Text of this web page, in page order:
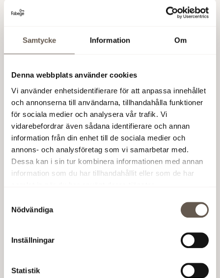
Samtycke Information Om
Denna webbplats använder cookies
Vi använder enhetsidentifierare för att anpassa innehållet
och annonserna till användarna, tillhandahålla funktioner
för sociala medier och analysera vår trafik. Vi
vidarebefordrar även sådana identifierare och annan
information från din enhet till de sociala medier och
annons- och analysföretag som vi samarbetar med.
Dessa kan i sin tur kombinera informationen med annan
information som du har tillhandahållit eller som de har
Nödvändiga
Inställningar
Statistik
I er lokal +
I fastigheten +